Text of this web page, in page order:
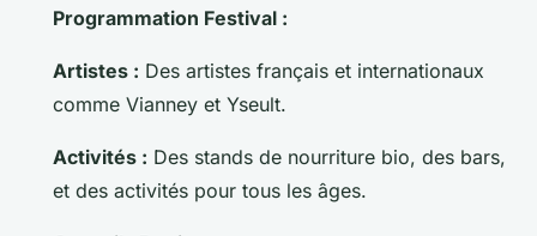
Programmation Festival :
Artistes : Des artistes français et internationaux
comme Vianney et Yseult.
Activités : Des stands de nourriture bio, des bars,
et des activités pour tous les âges.